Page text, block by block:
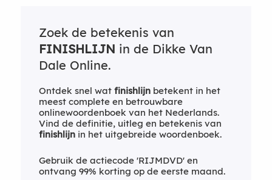
Zoek de betekenis van
FINISHLIJN in de Dikke Van
Dale Online.
Ontdek snel wat finishlijnbetekent in het
meest complete en betrouwbare
onlinewoordenboek van het Nederlands.
Vind de definitie, uitleg en betekenis van
finishlijnin het uitgebreide woordenboek.
Gebruik de actiecode 'RIJMDVD' en
ontvang 99% korting op de eerste maand.